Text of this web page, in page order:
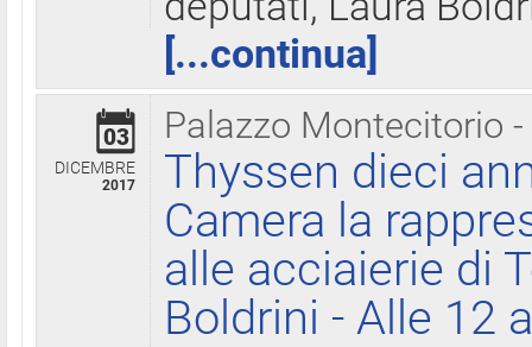
[...continua]
Palazzo Montecitorio
03
DICEMBRE
2017
Thyssen dieci
Camera la
alle acciaierie di
Boldrini - Alle 12